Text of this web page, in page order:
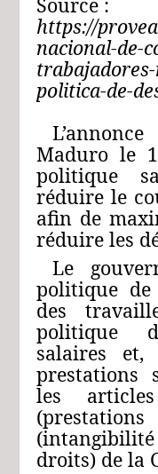
Source :
https://
nacional-de-
politica-de-
Maduro le
politique
réduire le
afin de
réduire les
Le
politique
des
politique
salaires et,
prestations
les
droits) de la